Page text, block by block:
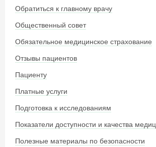
Обратиться к главному врачу
Общественный совет
Обязательное медицинское страхование
Отзывы пациентов
Пациенту
Платные услуги
Подготовка к исследованиям
Показатели доступности и качества
Полезные материалы по безопасности